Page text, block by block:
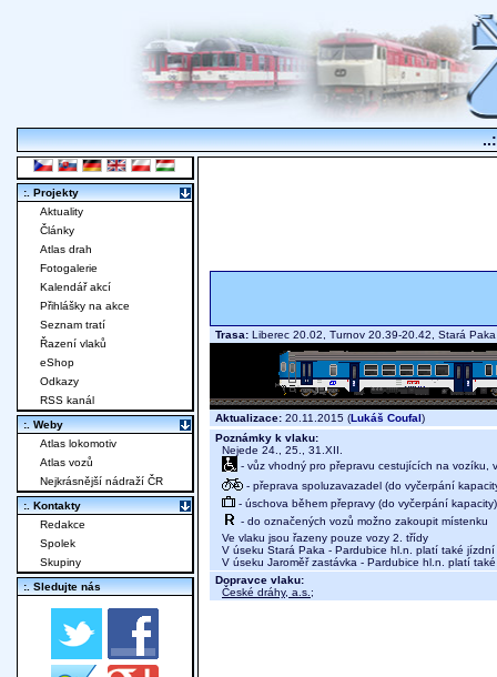
Trasa: Liberec 20.02, Turnov 20.39-20.42, Stará
Aktualizace: 20.11.2015 (Lukáš Coufal)
Poznámky k vlaku:
Nejede 24., 25., 31.XII.
- vůz vhodný pro přepravu cestujících na vozíku,
- přeprava spoluzavazadel (do vyčerpání
- úschova během přepravy (do vyčerpání kapacity)
- do označených vozů možno zakoupit místenku
Ve vlaku jsou řazeny pouze vozy 2. třídy
V úseku Stará Paka - Pardubice hl.n. platí také jízdní
V úseku Jaroměř zastávka - Pardubice hl.n. platí
Dopravce vlaku:
České dráhy, a.s. ;
:. Projekty
Aktuality
Články
Atlas drah
Fotogalerie
Kalendář akcí
Přihlášky na akce
Seznam tratí
Řazení vlaků
eShop
Odkazy
RSS kanál
:. Weby
Atlas lokomotiv
Atlas vozů
Nejkrásnější nádraží ČR
:. Kontakty
Redakce
Spolek
Skupiny
:. Sledujte nás